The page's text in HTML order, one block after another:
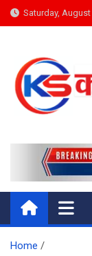
Skip
to
Saturday, August
Kolkata
समाज का आईना
Home